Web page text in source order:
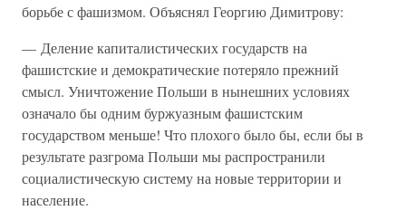
борьбе с фашизмом. Объяснял Георгию Димитрову:
— Деление капиталистических государств на
фашистские и демократические потеряло прежний
смысл. Уничтожение Польши в нынешних условиях
означало бы одним буржуазным фашистским
государством меньше! Что плохого было бы, если бы в
результате разгрома Польши мы распространили
социалистическую систему на новые территории и
население.